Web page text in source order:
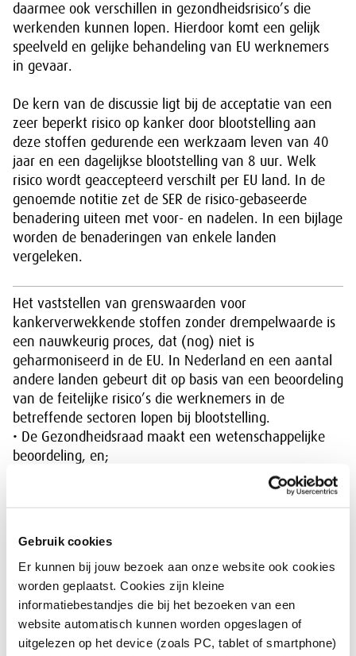
Gebruik cookies
Er kunnen bij jouw bezoek aan onze website ook cookies
worden geplaatst. Cookies zijn kleine
informatiebestandjes die bij het bezoeken van een
website automatisch kunnen worden opgeslagen of
uitgelezen op het device (zoals PC, tablet of smartphone)
daarmee ook verschillen in gezondheidsrisico’s die
werkenden kunnen lopen. Hierdoor komt een gelijk
speelveld en gelijke behandeling van EU werknemers
in gevaar.
De kern van de discussie ligt bij de acceptatie van een
zeer beperkt risico op kanker door blootstelling aan
deze stoffen gedurende een werkzaam leven van 40
jaar en een dagelijkse blootstelling van 8 uur. Welk
risico wordt geaccepteerd verschilt per EU land. In de
genoemde notitie zet de SER de risico-gebaseerde
benadering uiteen met voor- en nadelen. In een bijlage
worden de benaderingen van enkele landen
vergeleken.
Het vaststellen van grenswaarden voor
kankerverwekkende stoffen zonder drempelwaarde is
een nauwkeurig proces, dat (nog) niet is
geharmoniseerd in de EU. In Nederland en een aantal
andere landen gebeurt dit op basis van een beoordeling
van de feitelijke risico’s die werknemers in de
betreffende sectoren lopen bij blootstelling.
• De Gezondheidsraad maakt een wetenschappelijke
beoordeling, en;
• Binnen SER-GSW wordt met de sociale partners een
Download de Engelse notitie